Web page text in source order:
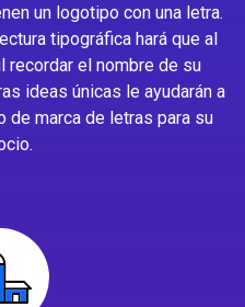
un logotipo con una letra.
tipográfica hará que al
el nombre de su
ideas únicas le ayudarán a
de marca de letras para su